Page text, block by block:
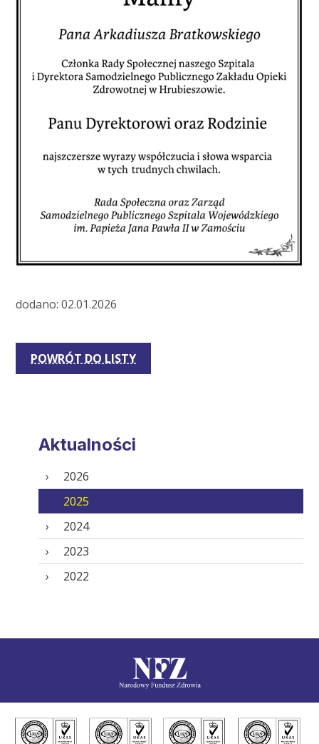
dodano: 02.01.2026
POWRÓT DO LISTY
Aktualności
2026
2025
2024
2023
2022